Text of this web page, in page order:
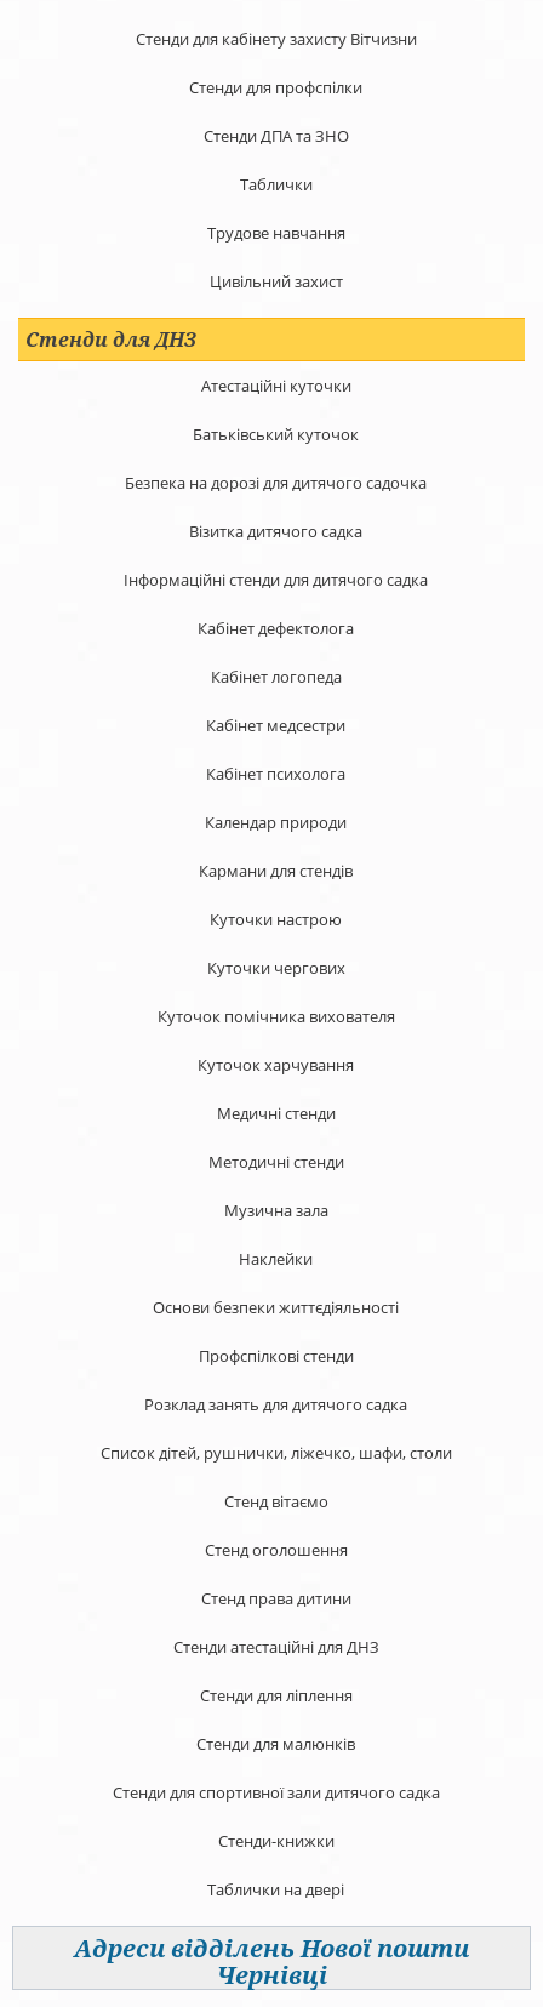
Стенди для кабінету захисту Вітчизни
Стенди для профспілки
Стенди ДПА та ЗНО
Таблички
Трудове навчання
Цивільний захист
Стенди для ДНЗ
Атестаційні куточки
Батьківський куточок
Безпека на дорозі для дитячого садочка
Візитка дитячого садка
Інформаційні стенди для дитячого садка
Кабінет дефектолога
Кабінет логопеда
Кабінет медсестри
Кабінет психолога
Календар природи
Кармани для стендів
Куточки настрою
Куточки чергових
Куточок помічника вихователя
Куточок харчування
Медичні стенди
Методичні стенди
Музична зала
Наклейки
Основи безпеки життєдіяльності
Профспілкові стенди
Розклад занять для дитячого садка
Список дітей, рушнички, ліжечко, шафи, столи
Стенд вітаємо
Стенд оголошення
Стенд права дитини
Стенди атестаційні для ДНЗ
Стенди для ліплення
Стенди для малюнків
Стенди для спортивної зали дитячого садка
Стенди-книжки
Таблички на двері
Адреси відділень Нової пошти
Чернівці